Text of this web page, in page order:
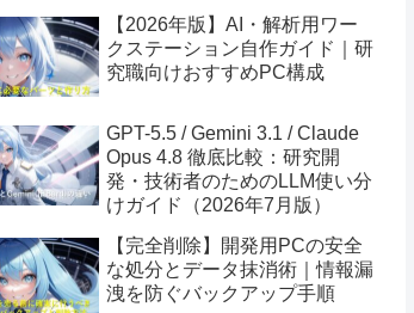
【2026年版】AI・解析用ワー
クステーション自作ガイド｜研
究職向けおすすめPC構成
GPT-5.5 / Gemini 3.1 / Claude
Opus 4.8 徹底比較：研究開
発・技術者のためのLLM使い分
けガイド（2026年7月版）
【完全削除】開発用PCの安全
な処分とデータ抹消術｜情報漏
洩を防ぐバックアップ手順